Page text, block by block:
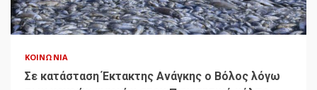
ΚΟΙΝΩΝΊΑ
Σε κατάσταση Έκτακτης Ανάγκης ο Βόλος λόγω